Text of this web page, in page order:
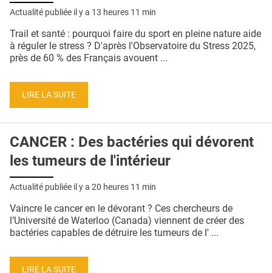
QUI SOMMES-NOUS ?
CONDITIONS GÉNÉRALES
CRÉDITS
Actualité publiée il y a 13 heures 11 min
Trail et santé : pourquoi faire du sport en pleine nature aide
à réguler le stress ? D'après l'Observatoire du Stress 2025,
près de 60 % des Français avouent ...
LIRE LA SUITE
CANCER : Des bactéries qui dévorent
les tumeurs de l'intérieur
Actualité publiée il y a 20 heures 11 min
Vaincre le cancer en le dévorant ? Ces chercheurs de
l’Université de Waterloo (Canada) viennent de créer des
bactéries capables de détruire les tumeurs de l' ...
LIRE LA SUITE